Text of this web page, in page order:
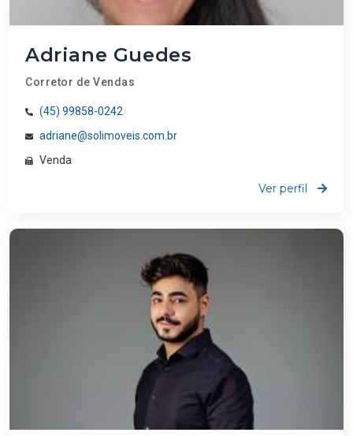
Adriane Guedes
Corretor de Vendas
(45) 99858-0242
adriane@solimoveis.com.br
Venda
Ver perfil